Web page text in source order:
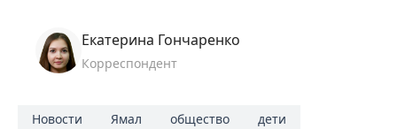
Екатерина Гончаренко
Корреспондент
Новости Ямал общество дети